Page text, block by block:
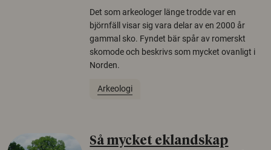
Det som arkeologer länge trodde var en
björnfäll visar sig vara delar av en 2000 år
gammal sko. Fyndet bär spår av romerskt
skomode och beskrivs som mycket ovanligt i
Norden.
Arkeologi
Så mycket eklandskap